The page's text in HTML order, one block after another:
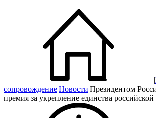
|
сопровождение|Новости|Президентом
премия за укрепление единства